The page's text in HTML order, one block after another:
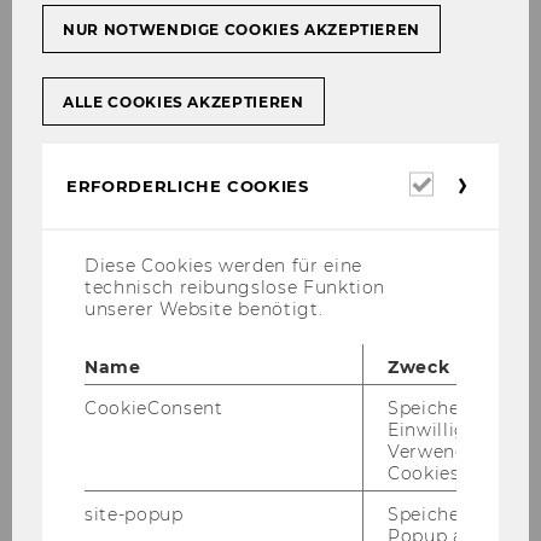
at Vienna University of Economics and
Business (WU)
from September 9 to 10, 2019
Organizers
Rupert Sausgruber (WU
Jean-Robert Tyran (U Vienna)
Vienna University of
NUR NOTWENDIGE COOKIES AKZEPTIEREN
ALLE COOKIES AKZEPTIEREN
ERFORDERLICHE COOKIES
Diese Cookies werden für eine
technisch reibungslose Funktion
unserer Website benötigt.
Name
Zweck
CookieConsent
Speichert Ihre
Einwilligung zur
Verwendung von
Cookies.
site-popup
Speichert ob ein
Popup